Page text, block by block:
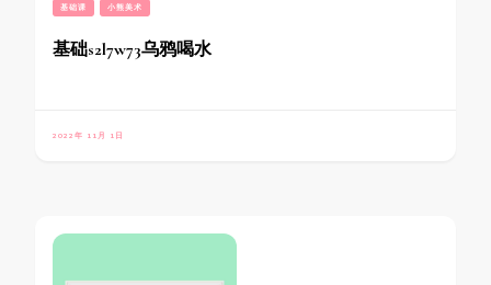
基础课 小熊美术
基础s2l7w73乌鸦喝水
2022年 11月 1日